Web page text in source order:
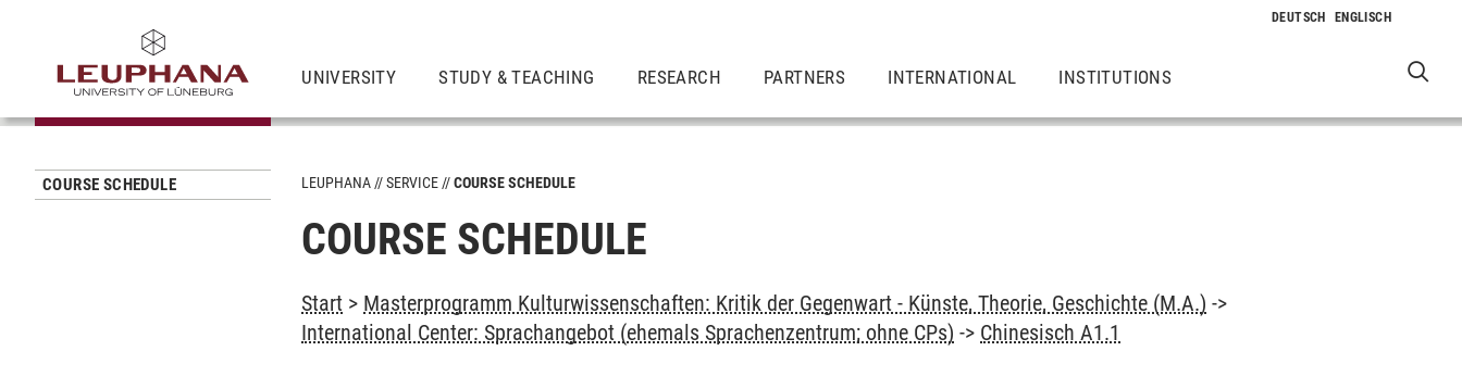
UNIVERSITY STUDY & TEACHING RESEARCH PARTNERS INTERNATIONAL INSTITUTIONS
COURSE SCHEDULE LEUPHANA SERVICE COURSE SCHEDULE
COURSE SCHEDULE
Start > Masterprogramm Kulturwissenschaften: Kritik der Gegenwart - Künste, Theorie, Geschichte (M.A.) ->
International Center: Sprachangebot (ehemals Sprachenzentrum; ohne CPs) -> Chinesisch A1.1